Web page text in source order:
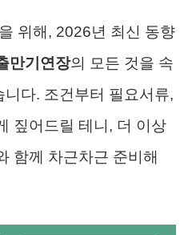
위해, 2026년 최신 동향
만기연장의 모든 것을 속
다. 조건부터 필요서류,
짚어드릴 테니, 더 이상
함께 차근차근 준비해